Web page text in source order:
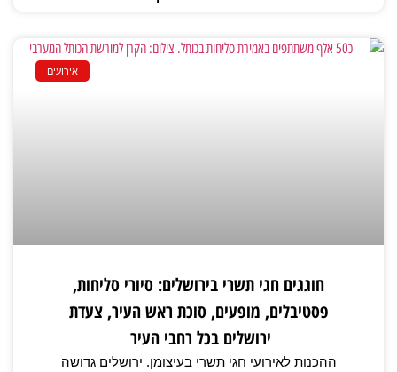
אירועים
חוגגים חגי תשרי בירושלים: סיורי סליחות,
פסטיבלים, מופעים, סוכת ראש העיר, צעדת
ירושלים בכל רחבי העיר
ההכנות לאירועי חגי תשרי בעיצומן. ירושלים גדושה